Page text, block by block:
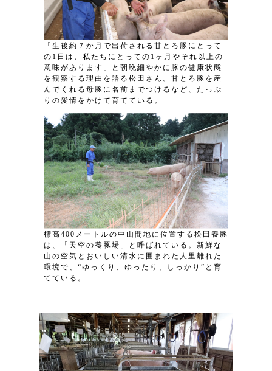
「生後約７か月で出荷される甘とろ豚にとって
の1日は、私たちにとっての1ヶ月やそれ以上の
意味があります」と朝晩細やかに豚の健康状態
を観察する理由を語る松田さん。甘とろ豚を産
んでくれる母豚に名前までつけるなど、たっぷ
りの愛情をかけて育てている。
標高400メートルの中山間地に位置する松田養豚
は、「天空の養豚場」と呼ばれている。新鮮な
山の空気とおいしい清水に囲まれた人里離れた
環境で、“ゆっくり、ゆったり、しっかり”と育
てている。